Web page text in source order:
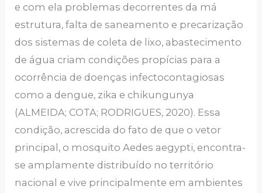
e com ela problemas decorrentes da má
estrutura, falta de saneamento e precarização
dos sistemas de coleta de lixo, abastecimento
de água criam condições propícias para a
ocorrência de doenças infectocontagiosas
como a dengue, zika e chikungunya
(ALMEIDA; COTA; RODRIGUES, 2020). Essa
condição, acrescida do fato de que o vetor
principal, o mosquito Aedes aegypti, encontra-
se amplamente distribuído no território
nacional e vive principalmente em ambientes